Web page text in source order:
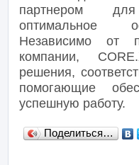
партнером
оптимальное
Независимо от
компании,
решения,
помогающие
успешную работу.
Поделиться…